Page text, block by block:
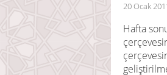
20 Ocak
Hafta